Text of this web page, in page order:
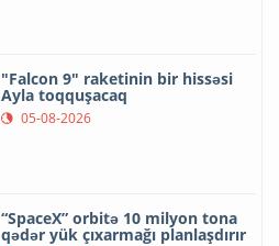
"Falcon 9" raketinin bir hissəsi
Ayla toqquşacaq
05-08-2026
“SpaceX” orbitə 10 milyon tona
qədər yük çıxarmağı planlaşdırır